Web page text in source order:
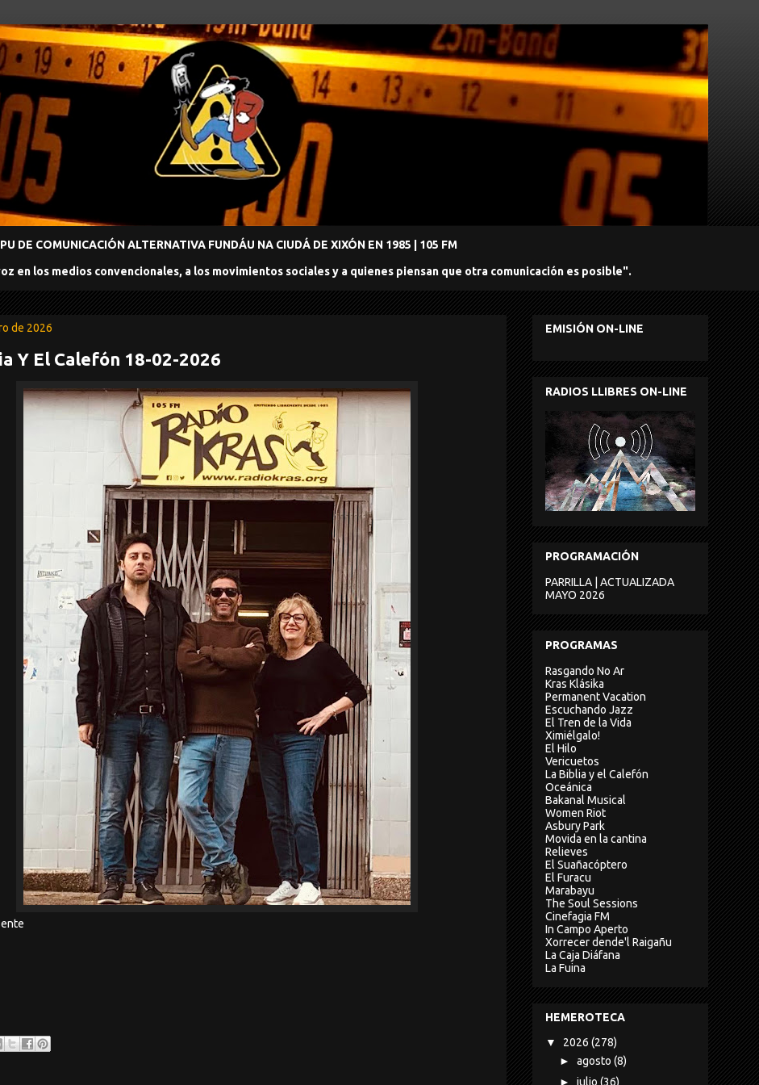
DE COMUNICACIÓN ALTERNATIVA FUNDÁU NA CIUDÁ DE XIXÓN EN 1985 | 105 FM
en los medios convencionales, a los movimientos sociales y a quienes piensan que otra comunicación es posible".
de 2026
Y El Calefón 18-02-2026
EMISIÓN ON-LINE
RADIOS LLIBRES ON-LINE
PROGRAMACIÓN
PARRILLA | ACTUALIZADA
MAYO 2026
PROGRAMAS
Rasgando No Ar
Kras Klásika
Permanent Vacation
Escuchando Jazz
El Tren de la Vida
Ximiélgalo!
El Hilo
Vericuetos
La Biblia y el Calefón
Oceánica
Bakanal Musical
Women Riot
Asbury Park
Movida en la cantina
Relieves
El Suañacóptero
El Furacu
Marabayu
The Soul Sessions
Cinefagia FM
In Campo Aperto
Xorrecer dende'l Raigañu
La Caja Diáfana
La Fuina
HEMEROTECA
▼ 2026 (278)
► agosto (8)
► julio (36)